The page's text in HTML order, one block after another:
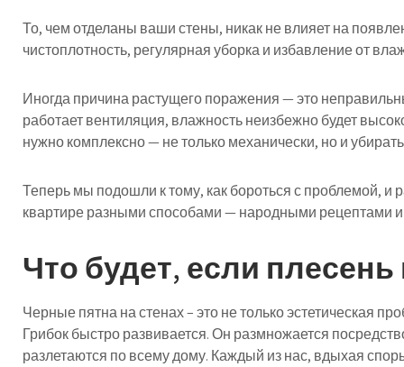
То, чем отделаны ваши стены, никак не влияет на
чистоплотность, регулярная уборка и избавление от
Иногда причина растущего поражения — это
работает вентиляция, влажность неизбежно будет
нужно комплексно — не только механически, но и
Теперь мы подошли к тому, как бороться с проблемой, и
квартире разными способами — народными рецептами
Что будет, если
Черные пятна на стенах – это не только эстетическая
Грибок быстро развивается. Он размножается
разлетаются по всему дому. Каждый из нас, вдыхая